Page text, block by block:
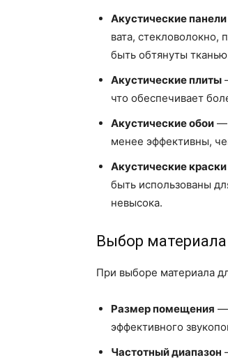
Акустические панели
вата,
быть обтянуты
Акустические плиты
что обеспечивает
Акустические обои —
менее эффективны,
Акустические краски
быть использованы
невысока.
Выбор материала
При выборе материала
Размер помещения —
эффективного
Частотный диапазон